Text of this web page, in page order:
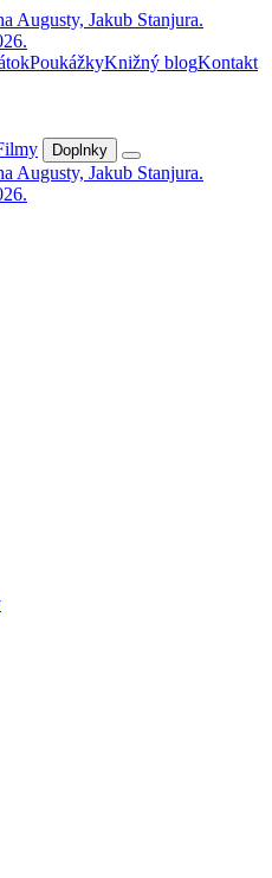
PoukážkyKnižný blogKontakt
Doplnky